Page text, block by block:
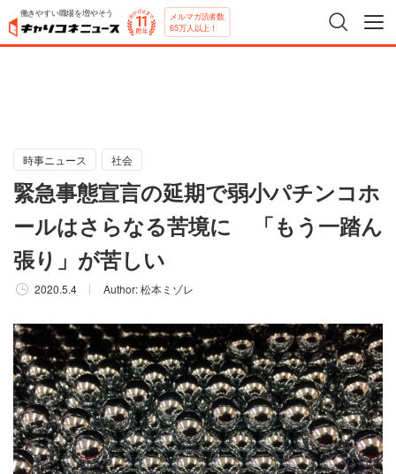
働きやすい職場を増やそう メルマガ読者数
65万人以上！
時事ニュース 社会
緊急事態宣言の延期で弱小パチンコホ
ールはさらなる苦境に 「もう一踏ん
張り」が苦しい
2020.5.4 Author:松本ミゾレ